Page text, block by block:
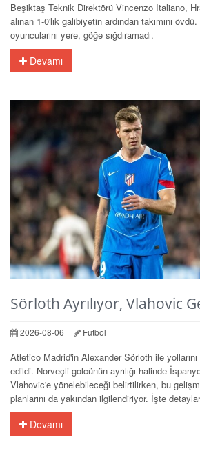
Beşiktaş Teknik Direktörü Vincenzo Italiano,
alınan 1-0'lık galibiyetin ardından takımını övdü.
oyuncularını yere, göğe sığdıramadı.
Devamı
Sörloth Ayrılıyor, Vlahovic
2026-08-06 Futbol
Atletico Madrid'in Alexander Sörloth ile yollarını
edildi. Norveçli golcünün ayrılığı halinde
Vlahovic'e yönelebileceği belirtilirken, bu
planlarını da yakından ilgilendiriyor. İşte
Devamı